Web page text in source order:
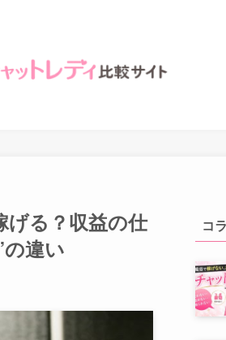
る？収益の仕
違い
コ